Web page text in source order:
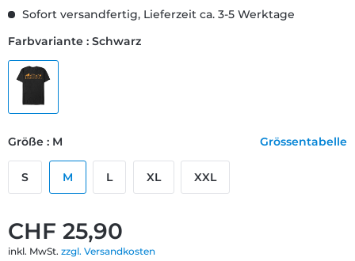
CHF 25,90
inkl. MwSt. zzgl. Versandkosten
Sofort versandfertig, Lieferzeit ca. 3-5 Werktage
Farbvariante : Schwarz
Größe : M Grössentabelle
S M L XL XXL